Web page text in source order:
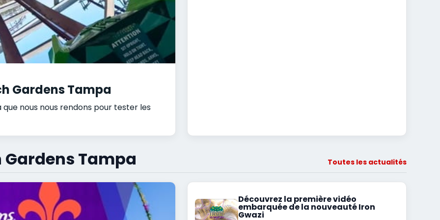
Gardens Tampa
nous nous rendons pour tester les
Tampa Toutes les actualités
Découvrez la première vidéo
embarquée de la nouveauté Iron
Gwazi